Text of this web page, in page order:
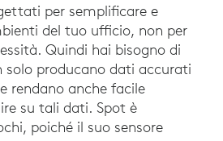
per semplificare e
del tuo ufficio, non per
Quindi hai bisogno di
solo producano dati accurati
rendano anche facile
su tali dati. Spot è
poiché il suo sensore